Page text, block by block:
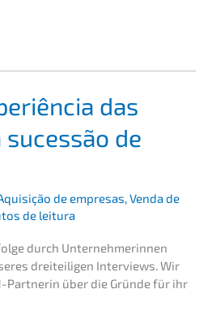
das
de
de empre­sas,Venda de
de leitura
durch Unter­neh­me­rin­nen
dreitei­li­gen Inter­views. Wir
Partne­rin über die Gründe für ihr